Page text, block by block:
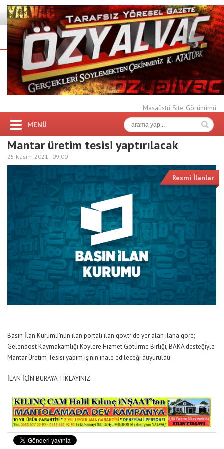
Masaüstü Site Görünümü
MENÜ
Mantar üretim tesisi yaptırılacak
25 Kasım 2021 - 09:00
Resmi İlanlar
Basın İlan Kurumu’nun ilan portalı ilan.gov.tr’de yer alan ilana göre;
Gelendost Kaymakamlığı Köylere Hizmet Götürme Birliği, BAKA desteğiyle
Mantar Üretim Tesisi yapım işinin ihale edileceği duyuruldu.
İLAN İÇİN BURAYA TIKLAYINIZ…